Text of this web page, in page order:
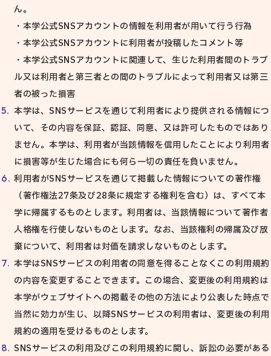
ん。
・本学公式SNSアカウントの情報を利用者が用いて行う行為
・本学公式SNSアカウントに利用者が投稿したコメント等
・本学公式SNSアカウントに関連して、生じた利用者間のトラブ
ル又は利用者と第三者との間のトラブルによって利用者又は第三
者の被った損害
本学は、SNSサービスを通じて利用者により提供される情報につ
いて、その内容を保証、認証、同意、又は許可したものではあり
ません。本学は、利用者が当該情報を信用したことにより利用者
に損害等が生じた場合にも何ら一切の責任を負いません。
利用者がSNSサービスを通じて掲載した情報についての著作権
（著作権法27条及び28条に規定する権利を含む）は、すべて本
学に帰属するものとします。利用者は、当該情報について著作者
人格権を行使しないものとします。なお、当該権利の帰属及び放
棄について、利用者は対価を請求しないものとします。
本学はSNSサービスの利用者の同意を得ることなくこの利用規約
の内容を変更することできます。この場合、変更後の利用規約は
本学がウェブサイトへの掲載その他の方法により公表した時点で
当然に効力が生じ、以降SNSサービスの利用者は、変更後の利用
規約の適用を受けるものとします。
SNSサービスの利用及びこの利用規約に関し、訴訟の必要がある